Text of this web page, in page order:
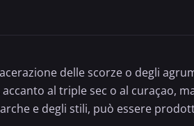
delle scorze o degli
al triple sec o al curaçao,
e degli stili, può essere